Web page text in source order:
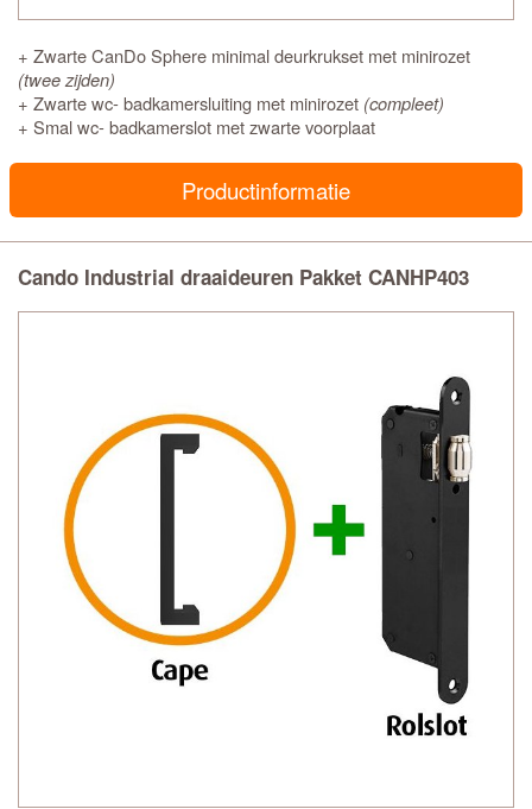
+ Zwarte CanDo Sphere minimal deurkrukset met minirozet
(twee zijden)
+ Zwarte wc- badkamersluiting met minirozet (compleet)
+ Smal wc- badkamerslot met zwarte voorplaat
Productinformatie
Cando Industrial draaideuren Pakket CANHP403